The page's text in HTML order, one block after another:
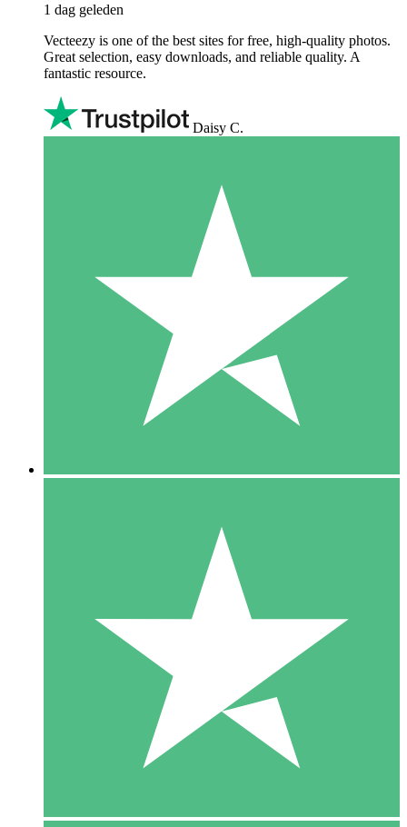
1 dag geleden
Vecteezy is one of the best sites for free, high‑quality photos.
Great selection, easy downloads, and reliable quality. A
fantastic resource.
Daisy C.